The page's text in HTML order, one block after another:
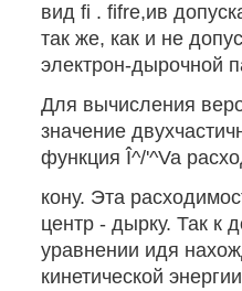
вид fi . fifre,ив
так же, как и не
электрон-дырочной
Для вычисления
значение
функция Î^/'^Va
кону. Эта
центр - дырку. Так к
уравнении идя
кинетической